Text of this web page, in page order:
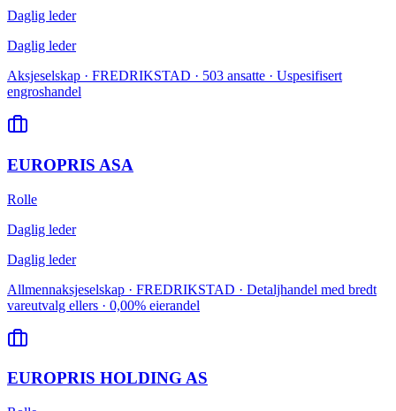
Daglig leder
Daglig leder
Aksjeselskap · FREDRIKSTAD · 503 ansatte · Uspesifisert
engroshandel
EUROPRIS ASA
Rolle
Daglig leder
Daglig leder
Allmennaksjeselskap · FREDRIKSTAD · Detaljhandel med bredt
vareutvalg ellers · 0,00% eierandel
EUROPRIS HOLDING AS